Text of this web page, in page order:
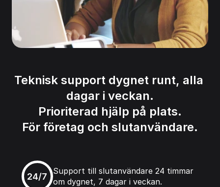
Teknisk support dygnet runt, alla
dagar i veckan.
Prioriterad hjälp på plats.
För företag och slutanvändare.
24/7
Support till slutanvändare 24 timmar
om dygnet, 7 dagar i veckan.